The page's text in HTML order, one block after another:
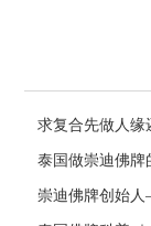
求复合先做人缘
泰国做崇迪佛牌
崇迪佛牌创始